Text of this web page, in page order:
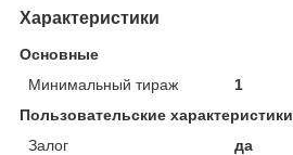
Характеристики
Основные
Минимальный тираж
1
Пользовательские характеристики
Залог
да